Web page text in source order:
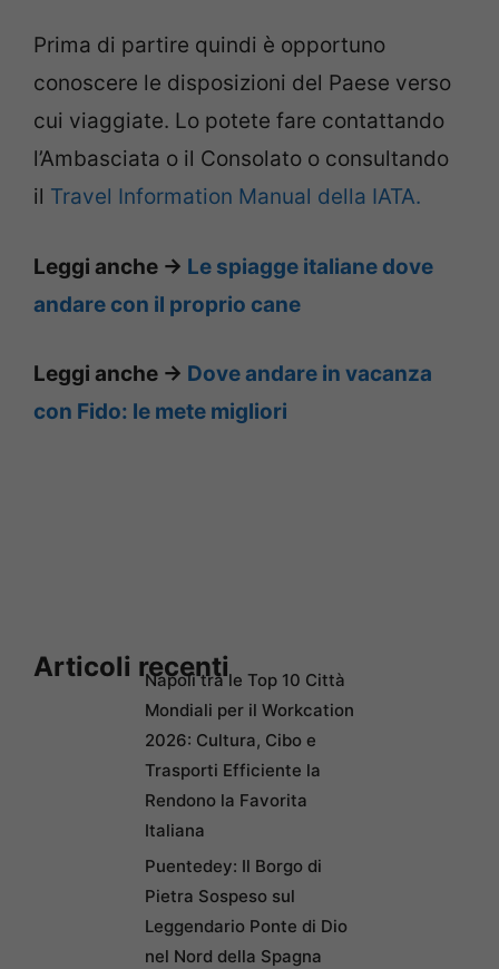
Prima di partire quindi è opportuno
conoscere le disposizioni del Paese verso
cui viaggiate. Lo potete fare contattando
l’Ambasciata o il Consolato o consultando
il Travel Information Manual della IATA.
Leggi anche -> Le spiagge italiane dove
andare con il proprio cane
Leggi anche -> Dove andare in vacanza
con Fido: le mete migliori
Articoli recentiNapoli tra le Top 10 Città
Mondiali per il Workcation
2026: Cultura, Cibo e
Trasporti Efficiente la
Rendono la Favorita
Italiana
Puentedey: Il Borgo di
Pietra Sospeso sul
Leggendario Ponte di Dio
nel Nord della Spagna